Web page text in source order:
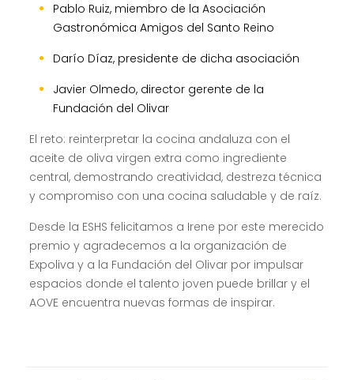
Pablo Ruiz, miembro de la Asociación
Gastronómica Amigos del Santo Reino
Darío Díaz, presidente de dicha asociación
Javier Olmedo, director gerente de la
Fundación del Olivar
El reto: reinterpretar la cocina andaluza con el
aceite de oliva virgen extra como ingrediente
central, demostrando creatividad, destreza técnica
y compromiso con una cocina saludable y de raíz.
Desde la ESHS felicitamos a Irene por este merecido
premio y agradecemos a la organización de
Expoliva y a la Fundación del Olivar por impulsar
espacios donde el talento joven puede brillar y el
AOVE encuentra nuevas formas de inspirar.